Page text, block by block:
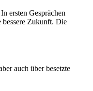
ersten Gesprächen
bessere Zukunft. Die
auch über besetzte